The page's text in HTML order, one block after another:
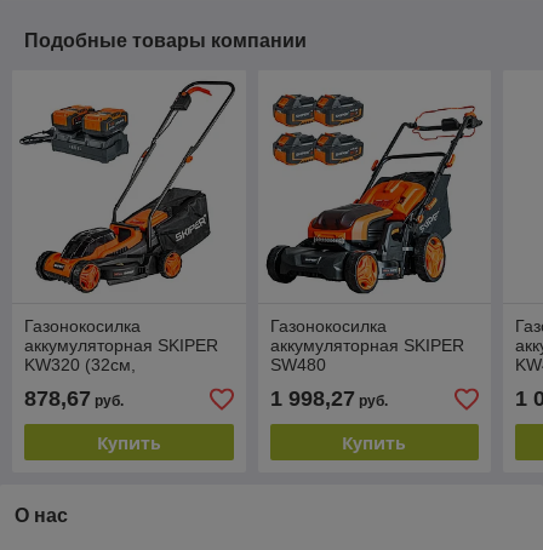
Подобные товары компании
Газонокосилка
аккумуляторная SKIPER
KW320 (32см,
бесщёт.двиг, 2акк*21В*4А/
ч)
878,67 руб.
Купить
Газонокосилка
аккумуляторная SKIPER
SW480
ч)
1 998,27 руб.
Купить
1
О нас